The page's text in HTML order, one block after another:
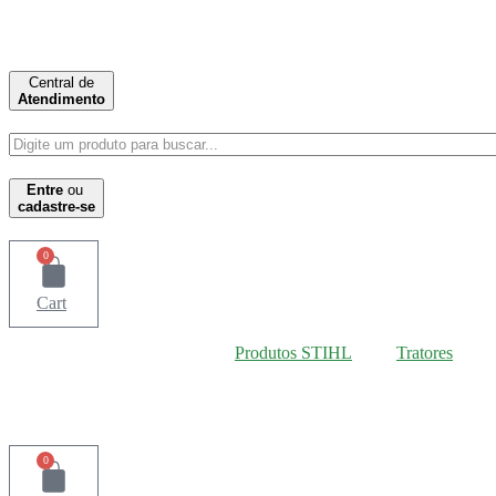
conteúdo
Central de
Atendimento
Entreou
cadastre-se
0
Cart
Produtos STIHL Tratores
0